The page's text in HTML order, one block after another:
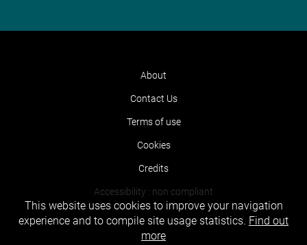
About
Contact Us
Terms of use
Cookies
Credits
Accessibility : non compliant
This website uses cookies to improve your navigation
experience and to compile site usage statistics. Find out
more